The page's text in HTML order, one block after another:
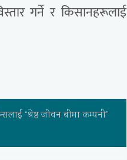
गर्ने र किसानहरूलाई
“श्रेष्ठ जीवन बीमा कम्पनी”